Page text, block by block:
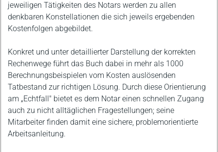
jeweiligen Tätigkeiten des Notars werden zu allen
denkbaren Konstellationen die sich jeweils ergebenden
Kostenfolgen abgebildet.
Konkret und unter detaillierter Darstellung der korrekten
Rechenwege führt das Buch dabei in mehr als 1000
Berechnungsbeispielen vom Kosten auslösenden
Tatbestand zur richtigen Lösung. Durch diese Orientierung
am „Echtfall" bietet es dem Notar einen schnellen Zugang
auch zu nicht alltäglichen Fragestellungen; seine
Mitarbeiter finden damit eine sichere, problemorientierte
Arbeitsanleitung.